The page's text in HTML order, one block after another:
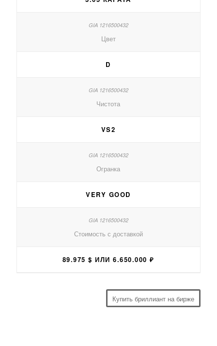
Цвет
D
Чистота
VS2
Огранка
VERY GOOD
Стоимость с доставкой
89.975 $ ИЛИ 6.650.000 ₽
Купить бриллиант на бирже